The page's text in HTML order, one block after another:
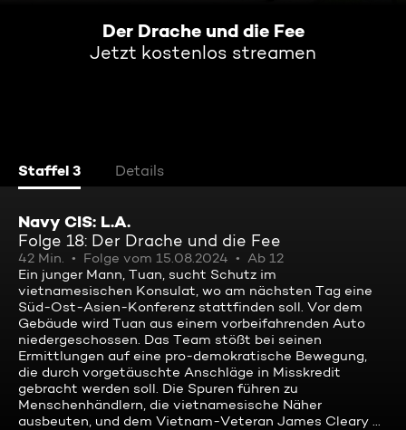
Der Drache und die Fee
Jetzt kostenlos streamen
Staffel 3 Details
Navy CIS: L.A.
Folge 18: Der Drache und die Fee
42 Min. Folge vom 15.08.2024
Ab 12
Ein junger Mann, Tuan, sucht Schutz im
vietnamesischen Konsulat, wo am nächsten Tag eine
Süd-Ost-Asien-Konferenz stattfinden soll. Vor dem
Gebäude wird Tuan aus einem vorbeifahrenden Auto
niedergeschossen. Das Team stößt bei seinen
Ermittlungen auf eine pro-demokratische Bewegung,
die durch vorgetäuschte Anschläge in Misskredit
gebracht werden soll. Die Spuren führen zu
Menschenhändlern, die vietnamesische Näher
ausbeuten, und dem Vietnam-Veteran James Cleary ...